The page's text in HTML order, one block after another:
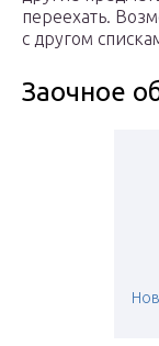
переехать.
с другом
Заочное